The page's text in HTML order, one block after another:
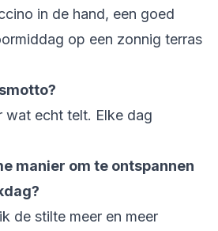
in de hand, een goed
op een zonnig terras
wat echt telt. Elke dag
manier om te ontspannen
de stilte meer en meer